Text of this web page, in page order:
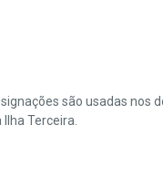
são usadas nos
Terceira.